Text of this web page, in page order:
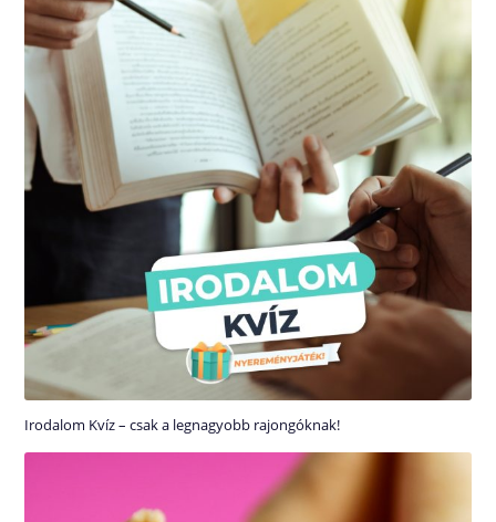
Irodalom Kvíz – csak a legnagyobb rajongóknak!